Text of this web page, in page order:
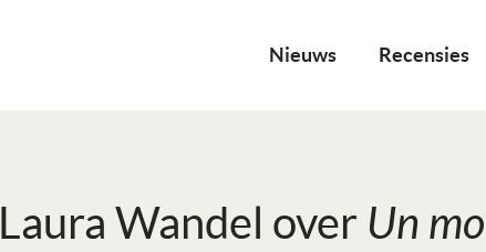
Nieuws Recensies
Laura Wandel over Un